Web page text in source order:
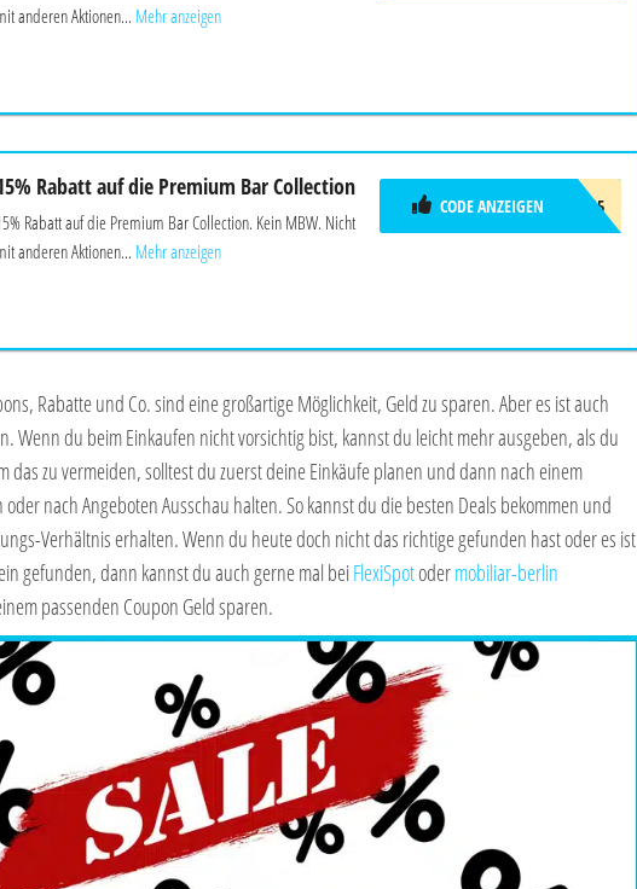
anderen Aktionen... Mehr anzeigen
Rabatt auf die Premium Bar Collection
Rabatt auf die Premium Bar Collection. Kein MBW. Nicht
anderen Aktionen... Mehr anzeigen
WEIN15
CODE ANZEIGEN
Rabatte und Co. sind eine großartige Möglichkeit, Geld zu sparen. Aber es ist auch
Wenn du beim Einkaufen nicht vorsichtig bist, kannst du leicht mehr ausgeben, als du
das zu vermeiden, solltest du zuerst deine Einkäufe planen und dann nach einem
nach Angeboten Ausschau halten. So kannst du die besten Deals bekommen und
Verhältnis erhalten. Wenn du heute doch nicht das richtige gefunden hast oder es ist
gefunden, dann kannst du auch gerne mal beiFlexiSpotodermobiliar-berlin
passenden Coupon Geld sparen.